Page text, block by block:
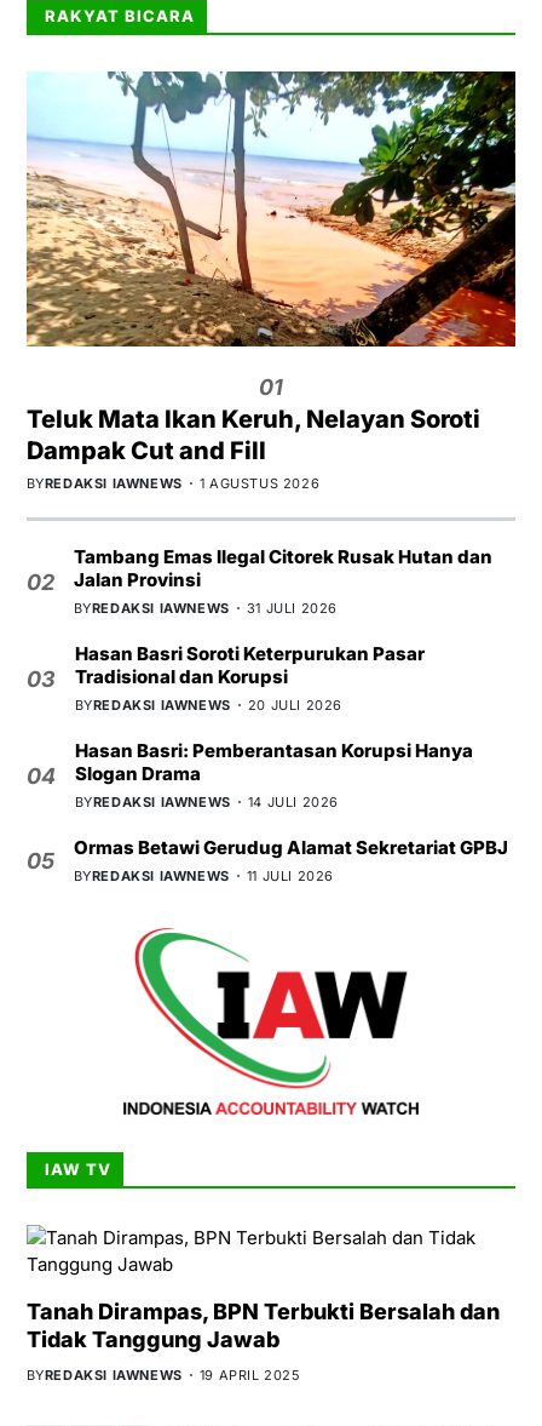
RAKYAT BICARA
01
Teluk Mata Ikan Keruh, Nelayan Soroti
Dampak Cut and Fill
BYREDAKSI IAWNEWS 1 AGUSTUS 2026
02
Tambang Emas Ilegal Citorek Rusak Hutan dan
Jalan Provinsi
BYREDAKSI IAWNEWS 31 JULI 2026
03
Hasan Basri Soroti Keterpurukan Pasar
Tradisional dan Korupsi
BYREDAKSI IAWNEWS 20 JULI 2026
04
Hasan Basri: Pemberantasan Korupsi Hanya
Slogan Drama
BYREDAKSI IAWNEWS 14 JULI 2026
05
Ormas Betawi Gerudug Alamat Sekretariat GPBJ
BYREDAKSI IAWNEWS 11 JULI 2026
IAW TV
Tanah Dirampas, BPN Terbukti Bersalah dan
Tidak Tanggung Jawab
BYREDAKSI IAWNEWS 19 APRIL 2025